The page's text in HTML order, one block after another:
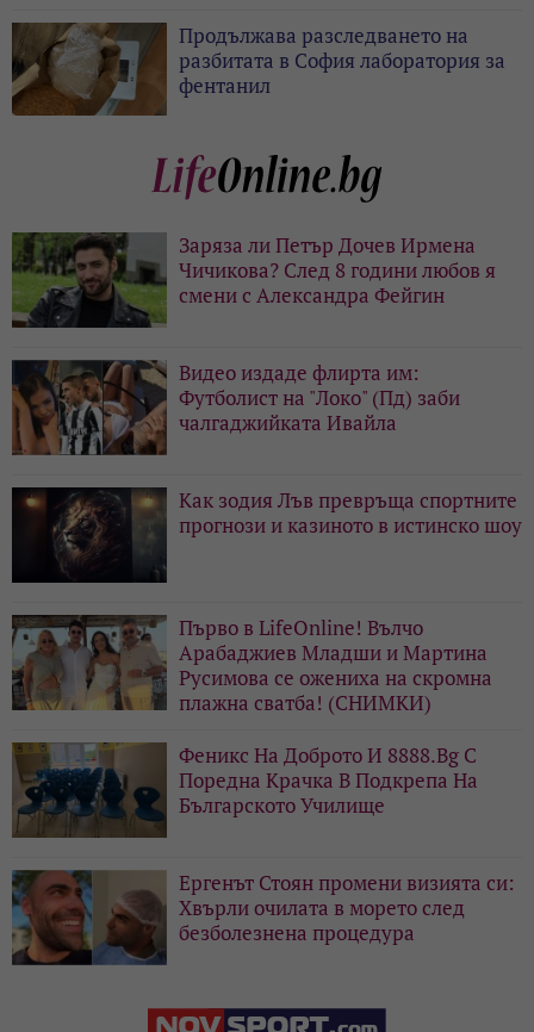
Продължава разследването на
разбитата в София лаборатория за
фентанил
Заряза ли Петър Дочев Ирмена
Чичикова? След 8 години любов я
смени с Александра Фейгин
Видео издаде флирта им:
Футболист на "Локо" (Пд) заби
чалгаджийката Ивайла
Как зодия Лъв превръща спортните
прогнози и казиното в истинско шоу
Първо в LifeOnline! Вълчо
Арабаджиев Младши и Мартина
Русимова сe oжениха на скромна
плажна сватба! (СНИМКИ)
Феникс На Доброто И 8888.Bg С
Поредна Крачка В Подкрепа На
Българското Училище
Ергенът Стоян промени визията си:
Хвърли очилата в морето след
безболезнена процедура